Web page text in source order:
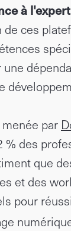
à
de ces
par
% des
que
et des
pour